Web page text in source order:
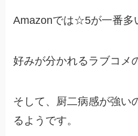
Amazonでは☆5が一番多
好みが分かれるラブコメ
そして、厨二病感が強い
るようです。